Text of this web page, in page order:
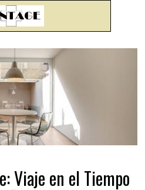
Viaje en el Tiempo